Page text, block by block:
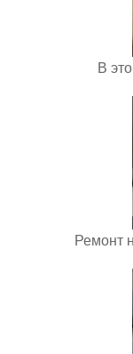
В
Ремонт